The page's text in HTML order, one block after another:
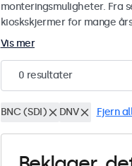
monteringsmuligheter. Fra
kioskskjermer for mange
Vis mer
0 resultater
BNC (SDI) DNV Fjern